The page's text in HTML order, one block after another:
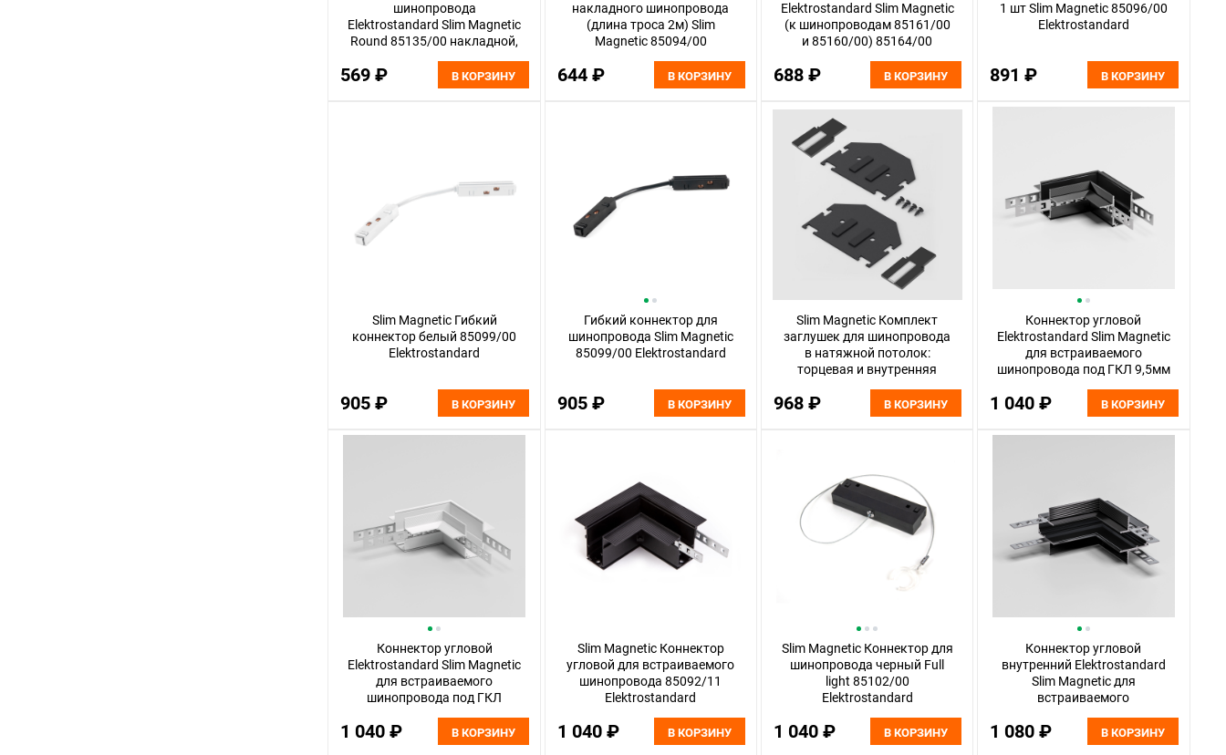
шинопровода
Elektrostandard Slim Magnetic
Round 85135/00 накладной,
569 ₽ В КОРЗИНУ
накладного шинопровода
(длина троса 2м) Slim
Magnetic 85094/00
644 ₽ В КОРЗИНУ
Elektrostandard Slim Magnetic
(к шинопроводам 85161/00
и 85160/00) 85164/00
688 ₽ В КОРЗИНУ
1 шт Slim Magnetic 85096/00
Elektrostandard
891 ₽ В КОРЗИНУ
Slim Magnetic Гибкий
коннектор белый 85099/00
Elektrostandard
905 ₽ В КОРЗИНУ
Гибкий коннектор для
шинопровода Slim Magnetic
85099/00 Elektrostandard
905 ₽ В КОРЗИНУ
Slim Magnetic Комплект
заглушек для шинопровода
в натяжной потолок:
торцевая и внутренняя
Elektrostandard Slim Magnetic
85233/00, черный
968 ₽ В КОРЗИНУ
Коннектор угловой
Elektrostandard Slim Magnetic
для встраиваемого
шинопровода под ГКЛ 9,5мм
1 040 ₽ В КОРЗИНУ
Коннектор угловой
Elektrostandard Slim Magnetic
для встраиваемого
шинопровода под ГКЛ
1 040 ₽ В КОРЗИНУ
Slim Magnetic Коннектор
угловой для встраиваемого
шинопровода 85092/11
Elektrostandard
1 040 ₽ В КОРЗИНУ
Slim Magnetic Коннектор для
шинопровода черный Full
light 85102/00
Elektrostandard
1 040 ₽ В КОРЗИНУ
Коннектор угловой
внутренний Elektrostandard
Slim Magnetic для
встраиваемого
85213/00, черный
1 080 ₽ В КОРЗИНУ